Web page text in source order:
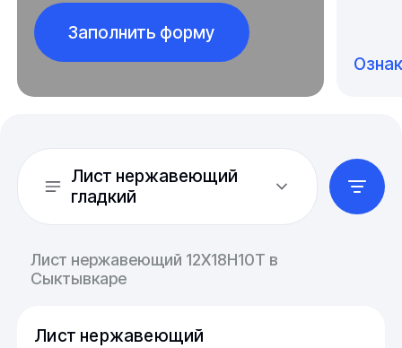
Заполнить форму
Лист нержавеющий
гладкий
Лист нержавеющий 12Х18Н10Т в
Сыктывкаре
Лист нержавеющий